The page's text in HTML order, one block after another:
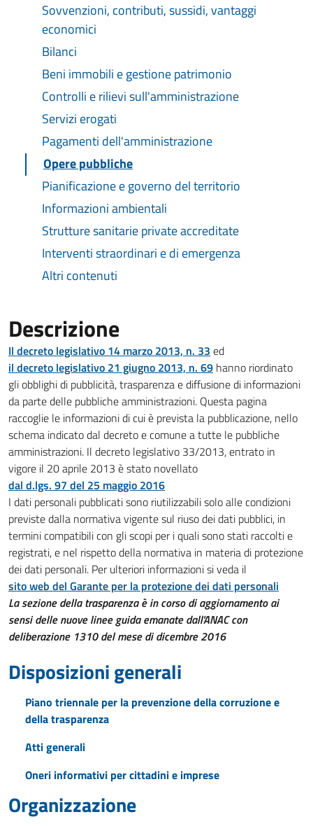
Sovvenzioni, contributi, sussidi, vantaggi
economici
Bilanci
Beni immobili e gestione patrimonio
Controlli e rilievi sull'amministrazione
Servizi erogati
Pagamenti dell'amministrazione
Opere pubbliche
Pianificazione e governo del territorio
Informazioni ambientali
Strutture sanitarie private accreditate
Interventi straordinari e di emergenza
Altri contenuti
Descrizione
Il decreto legislativo 14 marzo 2013, n. 33 ed
il decreto legislativo 21 giugno 2013, n. 69 hanno riordinato
gli obblighi di pubblicità, trasparenza e diffusione di informazioni
da parte delle pubbliche amministrazioni. Questa pagina
raccoglie le informazioni di cui è prevista la pubblicazione, nello
schema indicato dal decreto e comune a tutte le pubbliche
amministrazioni. Il decreto legislativo 33/2013, entrato in
vigore il 20 aprile 2013 è stato novellato
dal d.lgs. 97 del 25 maggio 2016
I dati personali pubblicati sono riutilizzabili solo alle condizioni
previste dalla normativa vigente sul riuso dei dati pubblici, in
termini compatibili con gli scopi per i quali sono stati raccolti e
registrati, e nel rispetto della normativa in materia di protezione
dei dati personali. Per ulteriori informazioni si veda il
sito web del Garante per la protezione dei dati personali
La sezione della trasparenza è in corso di aggiornamento ai
sensi delle nuove linee guida emanate dall'ANAC con
deliberazione 1310 del mese di dicembre 2016
Disposizioni generali
Piano triennale per la prevenzione della corruzione e
della trasparenza
Atti generali
Oneri informativi per cittadini e imprese
Organizzazione